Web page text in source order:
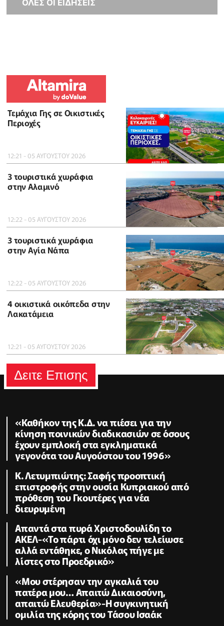
ΟΛΕΣ ΟΙ ΕΙΔΗΣΕΙΣ
Τεμάχια Γης σε Οικιστικές
Περιοχές
12:21 - 05 ΑΥΓΟΥΣΤΟΥ 2026
3 τουριστικά χωράφια
στην Αλαμινό
12:22 - 05 ΑΥΓΟΥΣΤΟΥ 2026
3 τουριστικά χωράφια
στην Αγία Νάπα
12:22 - 05 ΑΥΓΟΥΣΤΟΥ 2026
4 οικιστικά οικόπεδα στην
Λακατάμεια
12:21 - 05 ΑΥΓΟΥΣΤΟΥ 2026
Δειτε Επισης
«Καθήκον της Κ.Δ. να πιέσει για την
κίνηση ποινικών διαδικασιών σε όσους
έχουν εμπλοκή στα εγκληματικά
γεγονότα του Αυγούστου του 1996»
K. Λετυμπιώτης: Σαφής προοπτική
επιστροφής στην ουσία Κυπριακού από
πρόθεση του Γκουτέρες για νέα
διευρυμένη
Απαντά στα πυρά Χριστοδουλίδη το
ΑΚΕΛ-«Το πάρτι όχι μόνο δεν τελείωσε
αλλά εντάθηκε, ο Νικόλας πήγε με
λίστες στο Προεδρικό»
«Μου στέρησαν την αγκαλιά του
πατέρα μου… Απαιτώ Δικαιοσύνη,
απαιτώ Ελευθερία»-Η συγκινητική
ομιλία της κόρης του Τάσου Ισαάκ